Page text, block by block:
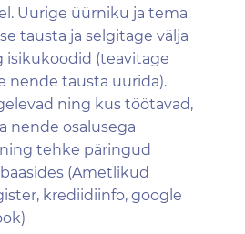
Uurige üürniku ja tema
tausta ja selgitage välja
isikukoodid (teavitage
nende tausta uurida).
ning kus töötavad,
nende osalusega
tehke päringud
(Ametlikud
krediidiinfo, google